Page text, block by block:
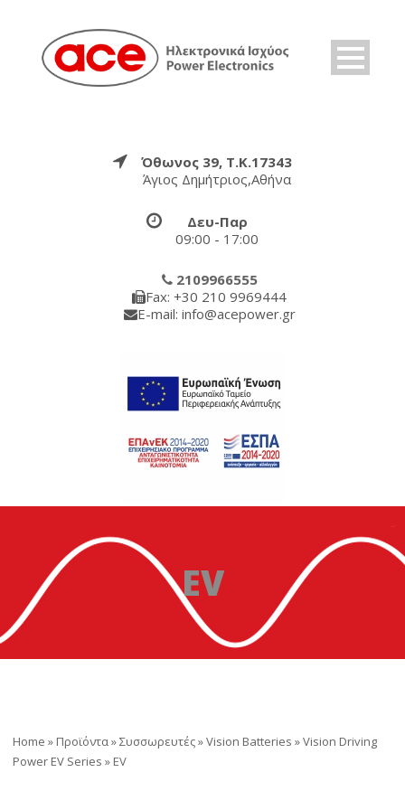
Όθωνος 39, Τ.Κ.17343
Άγιος Δημήτριος,Αθήνα
Δευ-Παρ
09:00 - 17:00
2109966555
Fax: +30 210 9969444
E-mail: info@acepower.gr
EV
Home » Προϊόντα»Συσσωρευτές»Vision Batteries »Vision Driving
Power EV Series » EV